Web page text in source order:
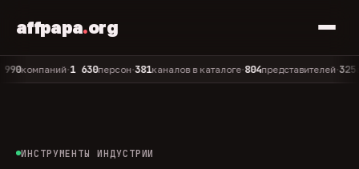
affpapa.org
•1 630персон•381каналов в каталоге•804представителей•325
ИНСТРУМЕНТЫ ИНДУСТРИИ